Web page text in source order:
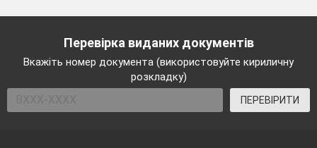
Перевірка виданих документів
Вкажіть номер документа (використовуйте кириличну
розкладку)
ПЕРЕВІРИТИ